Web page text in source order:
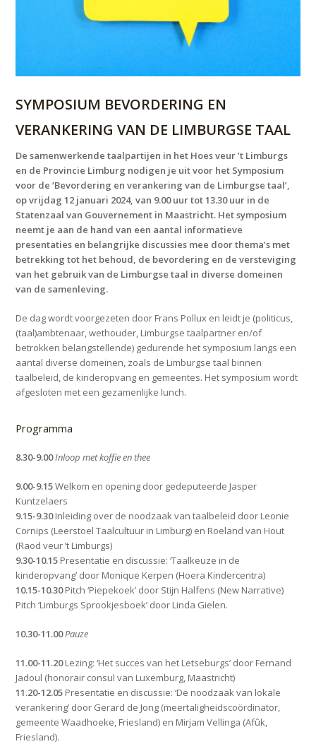
SYMPOSIUM BEVORDERING­ EN
VERANKERING VAN DE LIMBURGSE TAAL
De samenwerkende taalpartijen in het Hoes veur ’t Limburgs
en de Provincie Limburg nodigen je uit voor het Symposium
voor de ‘Bevordering en verankering van de Limburgse taal’,
op vrijdag 12 januari 2024, van 9.00 uur tot 13.30 uur in de
Statenzaal van Gouvernement in Maastricht. Het symposium
neemt je aan de hand van een aantal informatieve
presentaties en belangrijke discussies mee door thema’s met
betrekking tot het behoud, de bevordering en de versteviging
van het gebruik van de Limburgse taal in diverse domeinen
van de samenleving.
De dag wordt voorgezeten door Frans Pollux en leidt je (politicus,
(taal)ambtenaar, wethouder, Limburgse taalpartner en/of
betrokken belangstellende) gedurende het symposium langs een
aantal diverse domeinen, zoals de Limburgse taal binnen
taalbeleid, de kinderopvang en gemeentes. Het symposium wordt
afgesloten met een gezamenlijke lunch.
Programma
8.30-9.00Inloop met koffie en thee
9.00-9.15Welkom en opening door gedeputeerde Jasper
Kuntzelaers
9.15-9.30Inleiding over de noodzaak van taalbeleid door Leonie
Cornips (Leerstoel Taalcultuur in Limburg) en Roeland van Hout
(Raod veur ’t Limburgs)
9.30-10.15 Presentatie en discussie: ‘Taalkeuze in de
kinderopvang’ door Monique Kerpen (Hoera Kindercentra)
10.15-10.30Pitch ‘Piepekoek’ door Stijn Halfens (New Narrative)
Pitch ‘Limburgs Sprookjesboek’ door Linda Gielen.
10.30-11.00Pauze
11.00-11.20Lezing: ‘Het succes van het Letseburgs’ door Fernand
Jadoul (honorair consul van Luxemburg, Maastricht)
11.20-12.05 Presentatie en discussie: ‘De noodzaak van lokale
verankering’ door Gerard de Jong (meertaligheidscoördinator,
gemeente Waadhoeke, Friesland) en Mirjam Vellinga (Afûk,
Friesland).